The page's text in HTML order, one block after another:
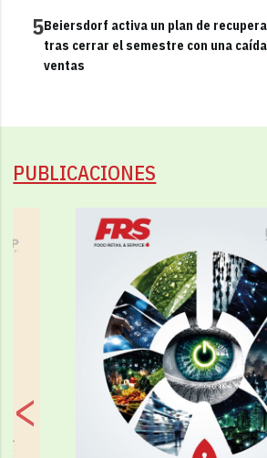
5Beiersdorf activa un plan de
tras cerrar el semestre con una
ventas
PUBLICACIONES